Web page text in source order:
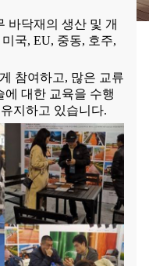
바닥재의 생산 및 개
국, EU, 중동, 호주,
참여하고, 많은 교류
에 대한 교육을 수행
지하고 있습니다.